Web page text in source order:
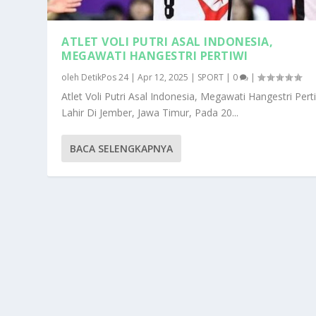
ATLET VOLI PUTRI ASAL INDONESIA,
MEGAWATI HANGESTRI PERTIWI
oleh DetikPos 24|Apr 12, 2025 | SPORT | 0 |
Atlet Voli Putri Asal Indonesia, Megawati Hangestri
Lahir Di Jember, Jawa Timur, Pada 20...
BACA SELENGKAPNYA